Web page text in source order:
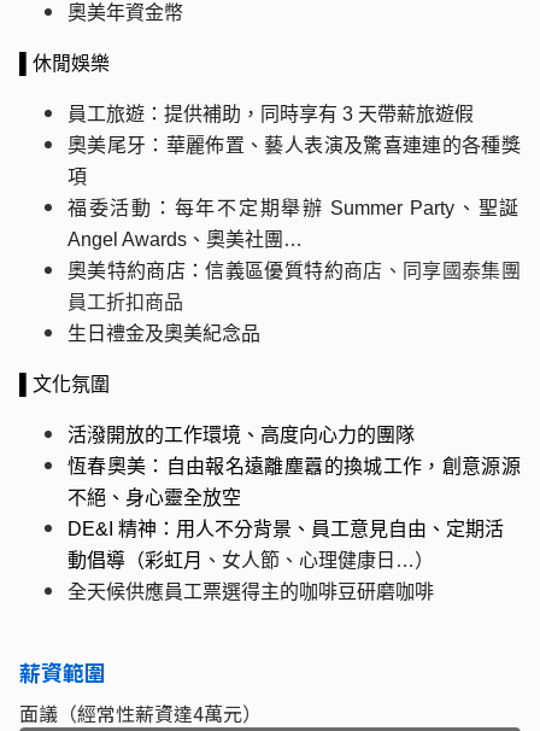
奧美年資金幣
▌休閒娛樂
員工旅遊：提供補助，同時享有 3 天帶薪旅遊假
奧美尾牙：華麗佈置、藝人表演及驚喜連連的各種獎
項
福委活動：每年不定期舉辦 Summer Party、聖誕
Angel Awards、奧美社團…
奧美特約商店：信義區優質特約商店、同享國泰集團
員工折扣商品
生日禮金及奧美紀念品
▌文化氛圍
活潑開放的工作環境、高度向心力的團隊
恆春奧美：自由報名遠離塵囂的換城工作，創意源源
不絕、身心靈全放空
DE&I 精神：用人不分背景、員工意見自由、定期活
動倡導（彩虹月 、女人節、心理健康日…）
全天候供應員工票選得主的咖啡豆研磨咖啡
薪資範圍
面議（經常性薪資達4萬元）